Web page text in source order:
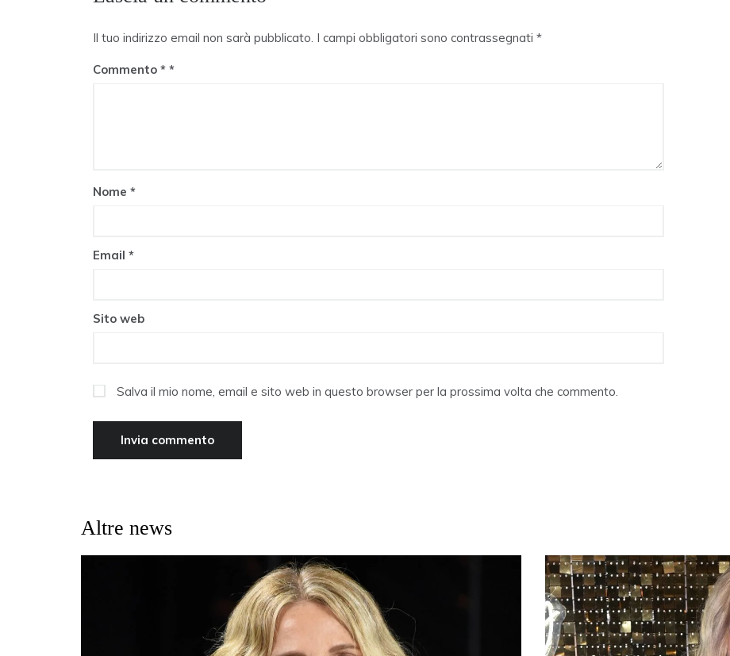
Il tuo indirizzo email non sarà pubblicato. I campi obbligatori sono contrassegnati *
Commento *
Nome *
Email *
Sito web
Salva il mio nome, email e sito web in questo browser per la prossima volta che commento.
Altre news